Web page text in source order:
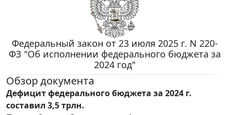
Федеральный закон от 23 июля 2025 г. N 220-
ФЗ "Об исполнении федерального бюджета за
2024 год"
Обзор документа
Дефицит федерального бюджета за 2024 г.
составил 3,5 трлн.